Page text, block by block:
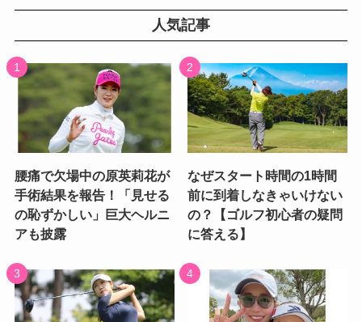
人気記事
腰痛で欠場中の原英莉花が
手術結果を報告！「見せる
の恥ずかしい」巨大ヘルニ
アも披露
なぜスタート時間の1時間
前に到着しなきゃいけない
の？【ゴルフ初心者の疑問
に答える】